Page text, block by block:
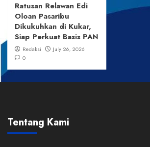
Ratusan Relawan Edi
Oloan Pasaribu
Dikukuhkan di Kukar,
Siap Perkuat Basis PAN
Redaksi
July 26, 2026
0
Tentang Kami